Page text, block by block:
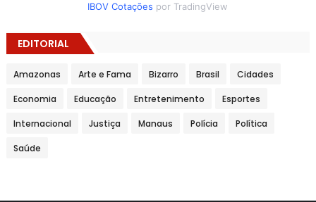
IBOV Cotações por TradingView
EDITORIAL
Amazonas Arte e Fama Bizarro Brasil Cidades
Economia Educação Entretenimento Esportes
Internacional Justiça Manaus Polícia Política
Saúde